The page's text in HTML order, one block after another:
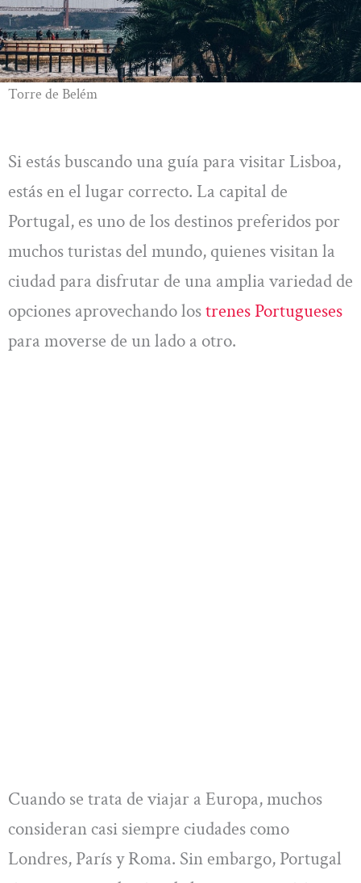
Torre de Belém
Si estás buscando una guía para visitar Lisboa,
estás en el lugar correcto. La capital de
Portugal, es uno de los destinos preferidos por
muchos turistas del mundo, quienes visitan la
ciudad para disfrutar de una amplia variedad de
opciones aprovechando lostrenes Portugueses
para moverse de un lado a otro.
Cuando se trata de viajar a Europa, muchos
consideran casi siempre ciudades como
Londres, París y Roma. Sin embargo, Portugal